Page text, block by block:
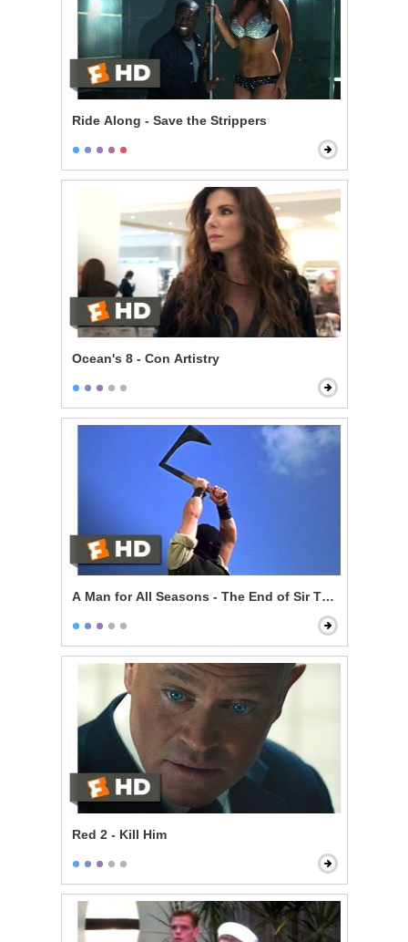
Ride Along - Save the Strippers
Ocean's 8 - Con Artistry
A Man for All Seasons - The End of Sir Thomas More
Red 2 - Kill Him